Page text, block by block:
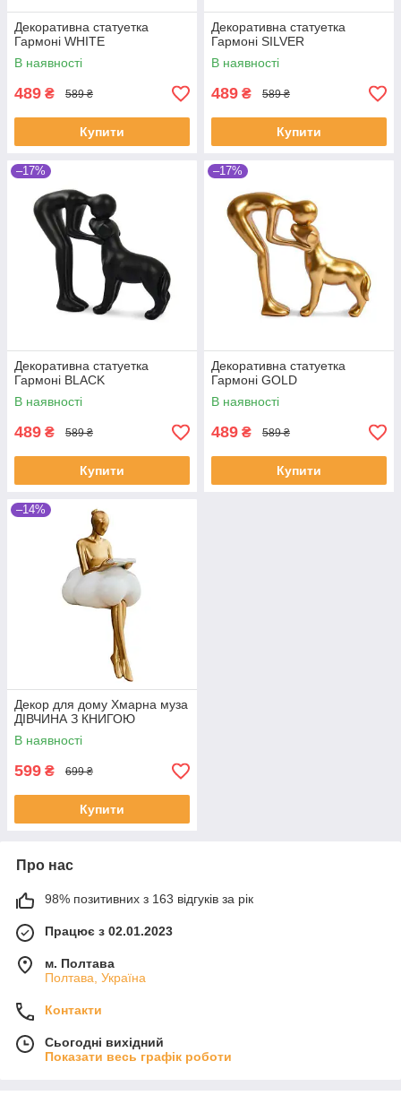
Декоративна статуетка
Гармоні WHITE
В наявності
489 ₴ 589 ₴
Купити
Декоративна статуетка
Гармоні SILVER
В наявності
489 ₴ 589 ₴
Купити
–17%
Декоративна статуетка
Гармоні BLACK
В наявності
489 ₴ 589 ₴
Купити
–17%
Декоративна статуетка
Гармоні GOLD
В наявності
489 ₴ 589 ₴
Купити
–14%
Декор для дому Хмарна муза
ДІВЧИНА З КНИГОЮ
В наявності
599 ₴ 699 ₴
Купити
Про нас
98% позитивних з 163 відгуків за рік
Працює з 02.01.2023
м. Полтава
Полтава, Україна
Контакти
Сьогодні вихідний
Показати весь графік роботи